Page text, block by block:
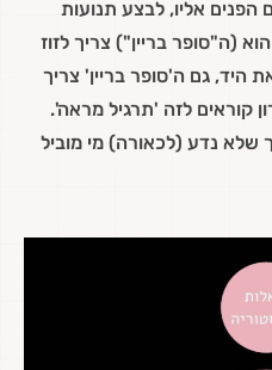
אליו, לבצע תנועות
(ה"סופר בריין") צריך לזוז
היד, גם ה'סופר בריין' צריך
קוראים לזה 'תרגיל מראה'.
שלא נדע (לכאורה) מי מוביל